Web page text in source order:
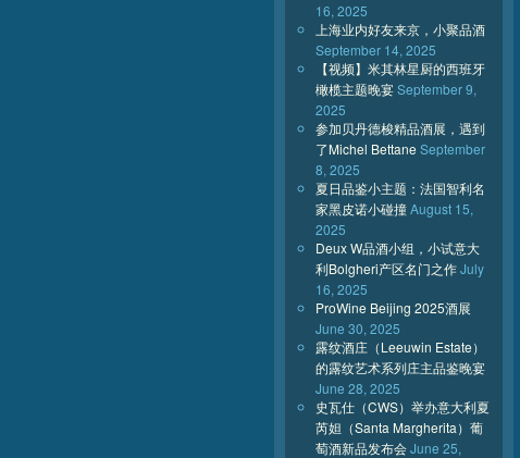
16, 2025
上海业内好友来京，小聚品酒
September 14, 2025
【视频】米其林星厨的西班牙
橄榄主题晚宴September 9,
2025
参加贝丹德梭精品酒展，遇到
了Michel Bettane September
8, 2025
夏日品鉴小主题：法国智利名
家黑皮诺小碰撞August 15,
2025
Deux W品酒小组，小试意大
利Bolgheri产区名门之作July
16, 2025
ProWine Beijing 2025酒展
June 30, 2025
露纹酒庄（Leeuwin Estate）
的露纹艺术系列庄主品鉴晚宴
June 28, 2025
史瓦仕（CWS）举办意大利夏
芮妲（Santa Margherita）葡
萄酒新品发布会June 25,